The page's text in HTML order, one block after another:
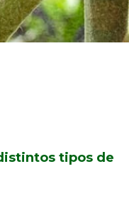
tipos de